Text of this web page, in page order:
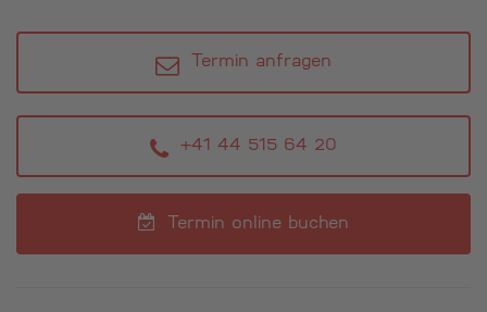
Termin anfragen
+41 44 515 64 20
Termin online buchen